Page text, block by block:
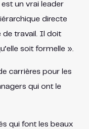
un vrai leader
directe
de travail. Il doit
soit formelle ».
carrières pour les
qui ont le
qui font les beaux